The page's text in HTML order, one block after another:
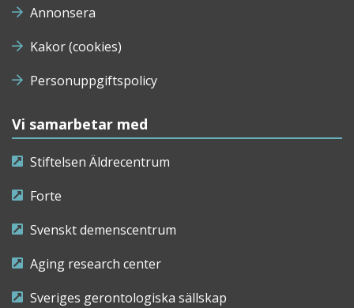
Annonsera
Kakor (cookies)
Personuppgiftspolicy
Vi samarbetar med
Stiftelsen Äldrecentrum
Forte
Svenskt demenscentrum
Aging research center
Sveriges gerontologiska sällskap